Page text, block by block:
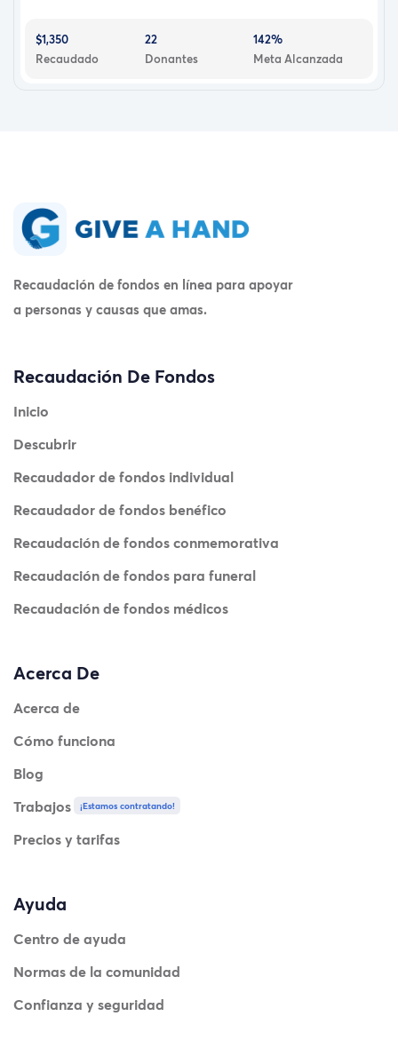
$1,350
Recaudado
22
Donantes
142%
Meta Alcanzada
Recaudación de fondos en línea para apoyar
a personas y causas que amas.
Recaudación De Fondos
Inicio
Descubrir
Recaudador de fondos individual
Recaudador de fondos benéfico
Recaudación de fondos conmemorativa
Recaudación de fondos para funeral
Recaudación de fondos médicos
Acerca De
Acerca de
Cómo funciona
Blog
Trabajos
¡Estamos contratando!
Precios y tarifas
Ayuda
Centro de ayuda
Normas de la comunidad
Confianza y seguridad